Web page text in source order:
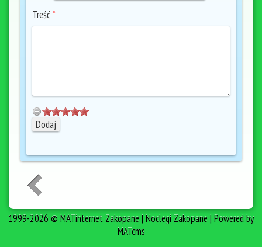
Treść*
1999-2026 © MATinternet Zakopane | Noclegi Zakopane | Powered by
MATcms